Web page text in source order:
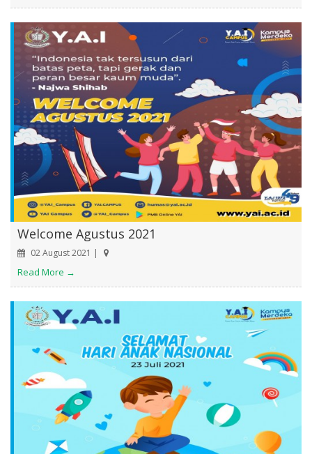
Welcome Agustus 2021
02 August 2021 |
Read More →